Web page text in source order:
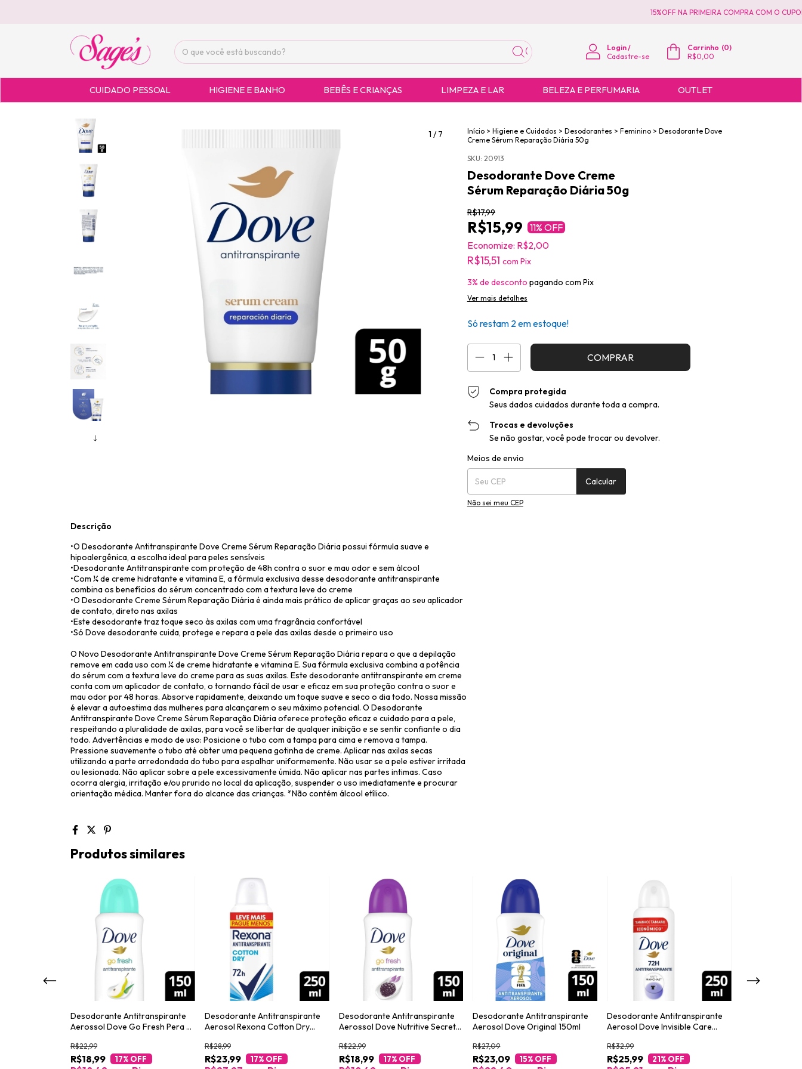
15%OFF NA PRIMEIRA COMPRA COM O CUPOM
Login /
Cadastre-se
Carrinho (0)
R$0,00
CUIDADO PESSOAL HIGIENE E BANHO BEBÊS E CRIANÇAS LIMPEZA E LAR BELEZA E PERFUMARIA OUTLET
1 /7 Início > Higiene e Cuidados > Desodorantes > Feminino > Desodorante Dove
Creme Sérum Reparação Diária 50g
SKU: 20913
Desodorante Dove Creme
Sérum Reparação Diária 50g
R$17,99
R$15,99 11% OFF
Economize: R$2,00
R$15,51 com Pix
3% de desconto pagando com Pix
Ver mais detalhes
Só restam 2 em estoque!
Compra protegida
Seus dados cuidados durante toda a compra.
Trocas e devoluções
Se não gostar, você pode trocar ou devolver.
Entregas para o CEP:
Meios de envio
Calcular
Não sei meu CEP
Descrição
•O Desodorante Antitranspirante Dove Creme Sérum Reparação Diária possui fórmula suave e
hipoalergênica, a escolha ideal para peles sensíveis
•Desodorante Antitranspirante com proteção de 48h contra o suor e mau odor e sem álcool
•Com ¼ de creme hidratante e vitamina E, a fórmula exclusiva desse desodorante antitranspirante
combina os benefícios do sérum concentrado com a textura leve do creme
•O Desodorante Creme Sérum Reparação Diária é ainda mais prático de aplicar graças ao seu aplicador
de contato, direto nas axilas
•Este desodorante traz toque seco às axilas com uma fragrância confortável
•Só Dove desodorante cuida, protege e repara a pele das axilas desde o primeiro uso
O Novo Desodorante Antitranspirante Dove Creme Sérum Reparação Diária repara o que a depilação
remove em cada uso com ¼ de creme hidratante e vitamina E. Sua fórmula exclusiva combina a potência
do sérum com a textura leve do creme para as suas axilas. Este desodorante antitranspirante em creme
conta com um aplicador de contato, o tornando fácil de usar e eficaz em sua proteção contra o suor e
mau odor por 48 horas. Absorve rapidamente, deixando um toque suave e seco o dia todo. Nossa missão
é elevar a autoestima das mulheres para alcançarem o seu máximo potencial. O Desodorante
Antitranspirante Dove Creme Sérum Reparação Diária oferece proteção eficaz e cuidado para a pele,
respeitando a pluralidade de axilas, para você se libertar de qualquer inibição e se sentir confiante o dia
todo. Advertências e modo de uso: Posicione o tubo com a tampa para cima e remova a tampa.
Pressione suavemente o tubo até obter uma pequena gotinha de creme. Aplicar nas axilas secas
utilizando a parte arredondada do tubo para espalhar uniformemente. Não usar se a pele estiver irritada
ou lesionada. Não aplicar sobre a pele excessivamente úmida. Não aplicar nas partes intimas. Caso
ocorra alergia, irritação e/ou prurido no local da aplicação, suspender o uso imediatamente e procurar
orientação médica. Manter fora do alcance das crianças. *Não contém álcool etílico.
Produtos similares
Desodorante Antitranspirante
Aerossol Dove Go Fresh Pera e
R$18,99
R$22,99
17% OFF
Desodorante Antitranspirante
Aerosol Rexona Cotton Dry
R$23,99
R$28,99
17% OFF
Desodorante Antitranspirante
Aerossol Dove Nutritive Secrets
R$18,99
R$22,99
17% OFF
Desodorante Antitranspirante
Aerosol Dove Original 150ml
R$23,09
R$27,09
15% OFF
Desodorante Antitranspirante
Aerosol Dove Invisible Care
R$25,99
R$32,99
21% OFF